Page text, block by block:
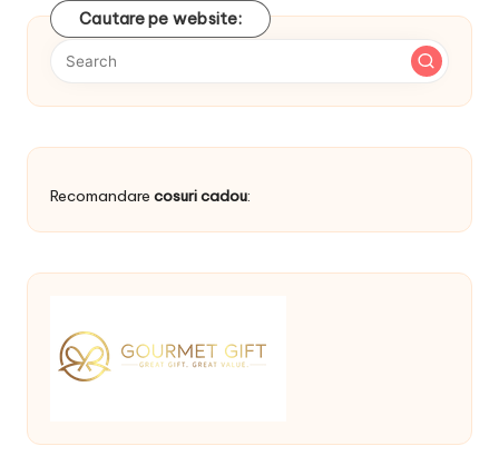
Cautare pe website:
Recomandare cosuri cadou: